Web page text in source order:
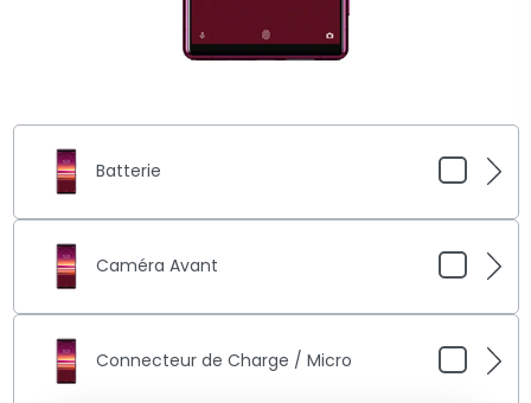
Batterie
Votre Xperia 5 manque d'autonomie ? Notre
remplacement de batterie lui redonne une seconde
vie.
Caméra Avant
La caméra avant de votre Xperia 5 est floue ?
Remplacez-la chez SmileRepair pour des images
nettes. Connecteur de Charge / Micro